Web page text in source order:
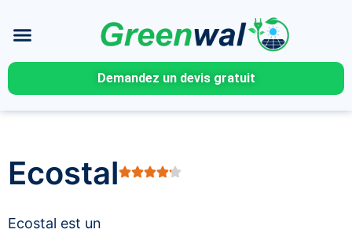
Demandez un devis gratuit
Ecostal
Ecostal est un